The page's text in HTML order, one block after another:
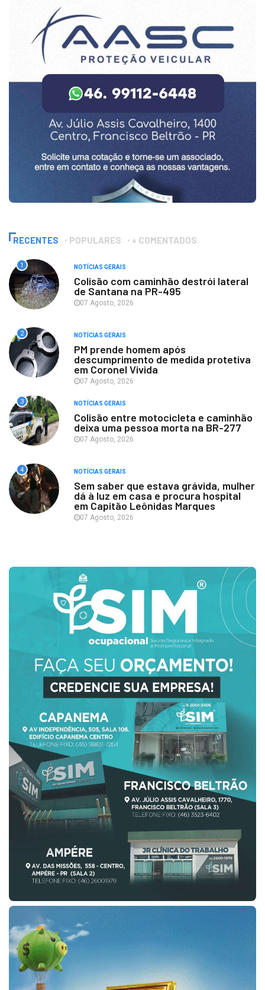
RECENTES POPULARES + COMENTADOS
1 NOTÍCIAS GERAIS
Colisão com caminhão destrói lateral
de Santana na PR-495
07 Agosto, 2026
2 NOTÍCIAS GERAIS
PM prende homem após
descumprimento de medida protetiva
em Coronel Vivida
07 Agosto, 2026
3 NOTÍCIAS GERAIS
Colisão entre motocicleta e caminhão
deixa uma pessoa morta na BR-277
07 Agosto, 2026
4 NOTÍCIAS GERAIS
Sem saber que estava grávida, mulher
dá à luz em casa e procura hospital
em Capitão Leônidas Marques
07 Agosto, 2026